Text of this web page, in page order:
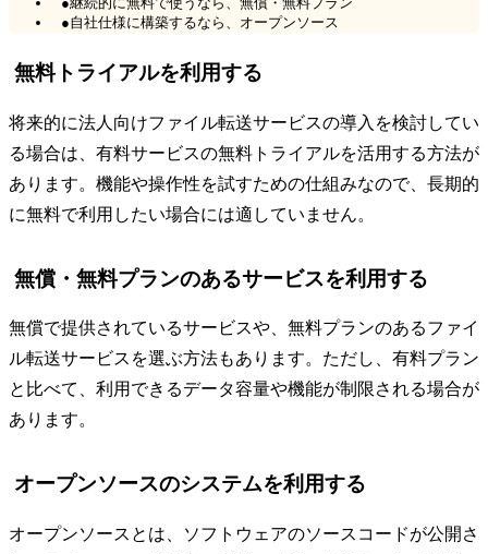
●自社仕様に構築するなら、オープンソース
無料トライアルを利用する
将来的に法人向けファイル転送サービスの導入を検討してい
る場合は、有料サービスの無料トライアルを活用する方法が
あります。機能や操作性を試すための仕組みなので、長期的
に無料で利用したい場合には適していません。
無償・無料プランのあるサービスを利用する
無償で提供されているサービスや、無料プランのあるファイ
ル転送サービスを選ぶ方法もあります。ただし、有料プラン
と比べて、利用できるデータ容量や機能が制限される場合が
あります。
オープンソースのシステムを利用する
オープンソースとは、ソフトウェアのソースコードが公開さ